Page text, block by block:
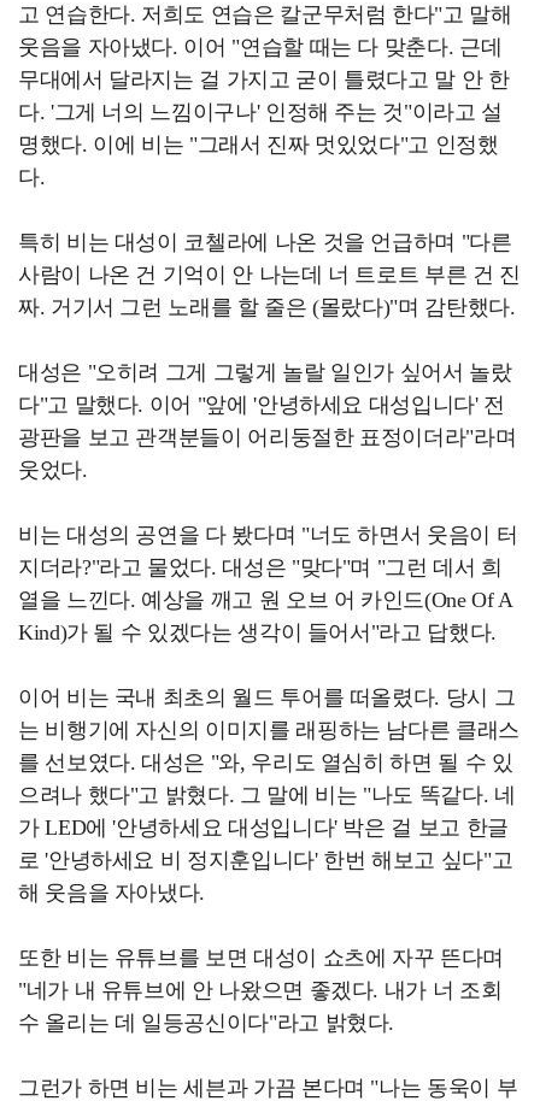
고 연습한다. 저희도 연습은 칼군무처럼 한다"고 말해
웃음을 자아냈다. 이어 "연습할 때는 다 맞춘다. 근데
무대에서 달라지는 걸 가지고 굳이 틀렸다고 말 안 한
다. '그게 너의 느낌이구나' 인정해 주는 것"이라고 설
명했다. 이에 비는 "그래서 진짜 멋있었다"고 인정했
다.
특히 비는 대성이 코첼라에 나온 것을 언급하며 "다른
사람이 나온 건 기억이 안 나는데 너 트로트 부른 건 진
짜. 거기서 그런 노래를 할 줄은 (몰랐다)"며 감탄했다.
대성은 "오히려 그게 그렇게 놀랄 일인가 싶어서 놀랐
다"고 말했다. 이어 "앞에 '안녕하세요 대성입니다' 전
광판을 보고 관객분들이 어리둥절한 표정이더라"라며
웃었다.
비는 대성의 공연을 다 봤다며 "너도 하면서 웃음이 터
지더라?"라고 물었다. 대성은 "맞다"며 "그런 데서 희
열을 느낀다. 예상을 깨고 원 오브 어 카인드(One Of A
Kind)가 될 수 있겠다는 생각이 들어서"라고 답했다.
이어 비는 국내 최초의 월드 투어를 떠올렸다. 당시 그
는 비행기에 자신의 이미지를 래핑하는 남다른 클래스
를 선보였다. 대성은 "와, 우리도 열심히 하면 될 수 있
으려나 했다"고 밝혔다. 그 말에 비는 "나도 똑같다. 네
가 LED에 '안녕하세요 대성입니다' 박은 걸 보고 한글
로 '안녕하세요 비 정지훈입니다' 한번 해보고 싶다"고
해 웃음을 자아냈다.
또한 비는 유튜브를 보면 대성이 쇼츠에 자꾸 뜬다며
"네가 내 유튜브에 안 나왔으면 좋겠다. 내가 너 조회
수 올리는 데 일등공신이다"라고 밝혔다.
그런가 하면 비는 세븐과 가끔 본다며 "나는 동욱이 부